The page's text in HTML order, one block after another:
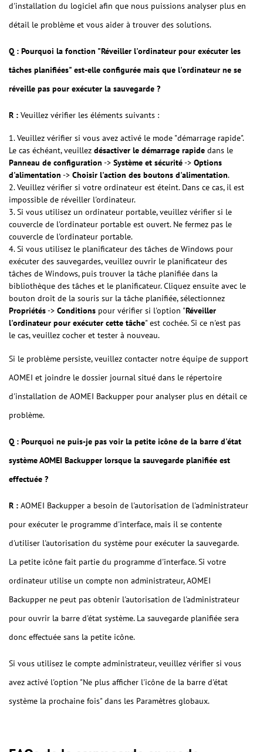
d'installation du logiciel afin que nous puissions analyser plus en
détail le problème et vous aider à trouver des solutions.
Q : Pourquoi la fonction "Réveiller l'ordinateur pour exécuter les
tâches planifiées" est-elle configurée mais que l'ordinateur ne se
réveille pas pour exécuter la sauvegarde ?
R : Veuillez vérifier les éléments suivants :
1. Veuillez vérifier si vous avez activé le mode "démarrage rapide".
Le cas échéant, veuillez désactiver le démarrage rapide dans le
Panneau de configuration -> Système et sécurité-> Options
d'alimentation -> Choisir l'action des boutons d'alimentation.
2. Veuillez vérifier si votre ordinateur est éteint. Dans ce cas, il est
impossible de réveiller l'ordinateur.
3. Si vous utilisez un ordinateur portable, veuillez vérifier si le
couvercle de l'ordinateur portable est ouvert. Ne fermez pas le
couvercle de l'ordinateur portable.
4. Si vous utilisez le planificateur des tâches de Windows pour
exécuter des sauvegardes, veuillez ouvrir le planificateur des
tâches de Windows, puis trouver la tâche planifiée dans la
bibliothèque des tâches et le planificateur. Cliquez ensuite avec le
bouton droit de la souris sur la tâche planifiée, sélectionnez
Propriétés-> Conditions pour vérifier si l'option "Réveiller
l'ordinateur pour exécuter cette tâche" est cochée. Si ce n'est pas
le cas, veuillez cocher et tester à nouveau.
Si le problème persiste, veuillez contacter notre équipe de support
AOMEI et joindre le dossier journal situé dans le répertoire
d'installation de AOMEI Backupper pour analyser plus en détail ce
problème.
Q : Pourquoi ne puis-je pas voir la petite icône de la barre d'état
système AOMEI Backupper lorsque la sauvegarde planifiée est
effectuée ?
R : AOMEI Backupper a besoin de l'autorisation de l'administrateur
pour exécuter le programme d'interface, mais il se contente
d'utiliser l'autorisation du système pour exécuter la sauvegarde.
La petite icône fait partie du programme d'interface. Si votre
ordinateur utilise un compte non administrateur, AOMEI
Backupper ne peut pas obtenir l'autorisation de l'administrateur
pour ouvrir la barre d'état système. La sauvegarde planifiée sera
donc effectuée sans la petite icône.
Si vous utilisez le compte administrateur, veuillez vérifier si vous
avez activé l'option "Ne plus afficher l'icône de la barre d'état
système la prochaine fois" dans les Paramètres globaux.